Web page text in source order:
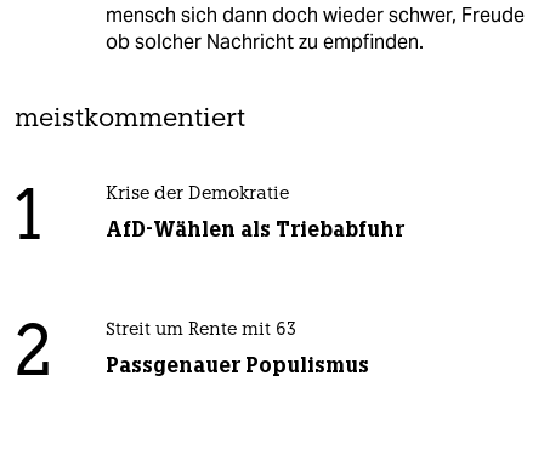
mensch sich dann doch wieder schwer, Freude
ob solcher Nachricht zu empfinden.
meistkommentiert
1 Krise der Demokratie
AfD-Wählen als Triebabfuhr
2 Streit um Rente mit 63
Passgenauer Populismus